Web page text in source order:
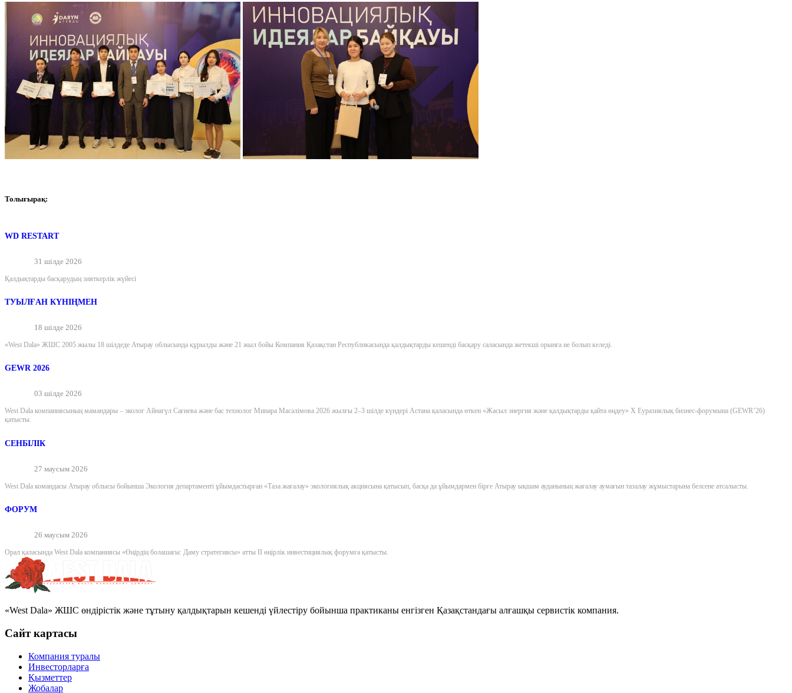
Толығырақ:
WD RESTART
31 шілде 2026
Қалдықтарды басқарудың зияткерлік жүйесі
ТУЫЛҒАН КҮНІҢМЕН
18 шілде 2026
«West Dala» ЖШС 2005 жылы 18 шілдеде Атырау облысында құрылды және 21 жыл бойы Компания Қазақстан Республикасында қалдықтарды кешенді басқару саласында жетекші орынға ие болып келеді.
GEWR 2026
03 шілде 2026
West Dala компаниясының мамандары – эколог Айнагүл Сағиева және бас технолог Минара Масәлімова 2026 жылғы 2–3 шілде күндері Астана қаласында өткен «Жасыл энергия және қалдықтарды қайта өңдеу» X Еуразиялық бизнес-форумына (GEWR’26)
қатысты.
СЕНБІЛІК
27 маусым 2026
West Dala командасы Атырау облысы бойынша Экология департаменті ұйымдастырған «Таза жағалау» экологиялық акциясына қатысып, басқа да ұйымдармен бірге Атырау ықшам ауданының жағалау аумағын тазалау жұмыстарына белсене атсалысты.
ФОРУМ
26 маусым 2026
Орал қаласында West Dala компаниясы «Өңірдің болашағы: Даму стратегиясы» атты II өңірлік инвестициялық форумға қатысты.
«West Dala» ЖШС өндірістік және тұтыну қалдықтарын кешенді үйлестіру бойынша практиканы енгізген Қазақстандағы алғашқы сервистік компания.
Сайт картасы
Компания туралы
Инвесторларға
Қызметтер
Жобалар